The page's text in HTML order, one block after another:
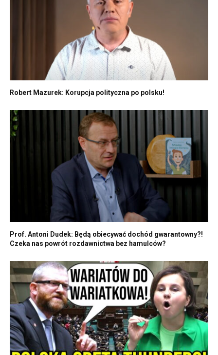
Robert Mazurek: Korupcja polityczna po polsku!
Prof. Antoni Dudek: Będą obiecywać dochód gwarantowny?!
Czeka nas powrót rozdawnictwa bez hamulców?